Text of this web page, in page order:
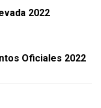
2022
Oficiales 2022